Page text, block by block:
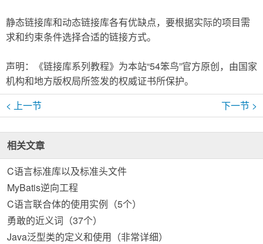
静态链接库和动态链接库各有优缺点，要根据实际的项目需
求和约束条件选择合适的链接方式。
声明：《链接库系列教程》为本站“54笨鸟”官方原创，由国家
机构和地方版权局所签发的权威证书所保护。
< 上一节
下一节 >
相关文章
C语言标准库以及标准头文件
MyBatis逆向工程
C语言联合体的使用实例（5个）
勇敢的近义词（37个）
Java泛型类的定义和使用（非常详细）